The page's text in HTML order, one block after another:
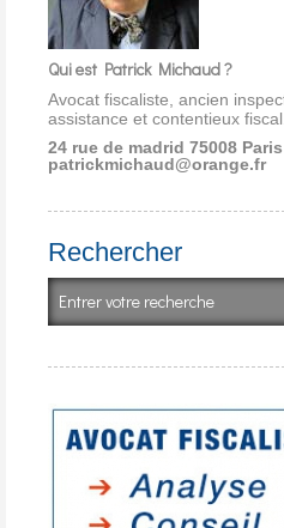
Qui est Patrick Michaud ?
Avocat fiscaliste, ancien
assistance et contentieux fiscal.
24 rue de madrid 75008 Paris
patrickmichaud@orange.fr
Rechercher